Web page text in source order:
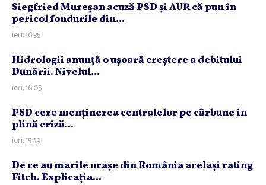
Siegfried Mureşan acuză PSD şi AUR că pun în
pericol fondurile din...
ieri, 16:35
Hidrologii anunţă o uşoară creştere a debitului
Dunării. Nivelul...
ieri, 16:05
PSD cere menţinerea centralelor pe cărbune în
plină criză...
ieri, 15:39
De ce au marile oraşe din România acelaşi rating
Fitch. Explicaţia...